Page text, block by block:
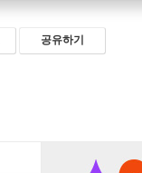
공유하기